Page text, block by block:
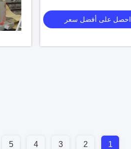
احصل على أفضل سعر
1
2
3
4
5